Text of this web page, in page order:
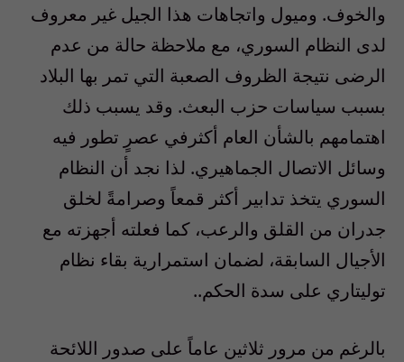
والخوف. وميول واتجاهات هذا الجيل غير معروف
لدى النظام السوري، مع ملاحظة حالة من عدم
الرضى نتيجة الظروف الصعبة التي تمر بها البلاد
بسبب سياسات حزب البعث. وقد يسبب ذلك
اهتمامهم بالشأن العام أكثرفي عصرٍ تطور فيه
وسائل الاتصال الجماهيري. لذا نجد أن النظام
السوري يتخذ تدابير أكثر قمعاً وصرامةً لخلق
جدران من القلق والرعب، كما فعلته أجهزته مع
الأجيال السابقة، لضمان استمرارية بقاء نظام
توليتاري على سدة الحكم..
بالرغم من مرور ثلاثين عاماً على صدور اللائحة